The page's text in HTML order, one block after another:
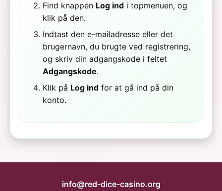
Find knappen Log indi topmenuen, og
klik på den.
Indtast den e-mailadresse eller det
brugernavn, du brugte ved registrering,
og skriv din adgangskode i feltet
Adgangskode.
Klik på Log indfor at gå ind på din
konto.
info@red-dice-casino.org